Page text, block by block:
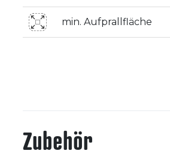
min. Aufprallfläche
Zubehör